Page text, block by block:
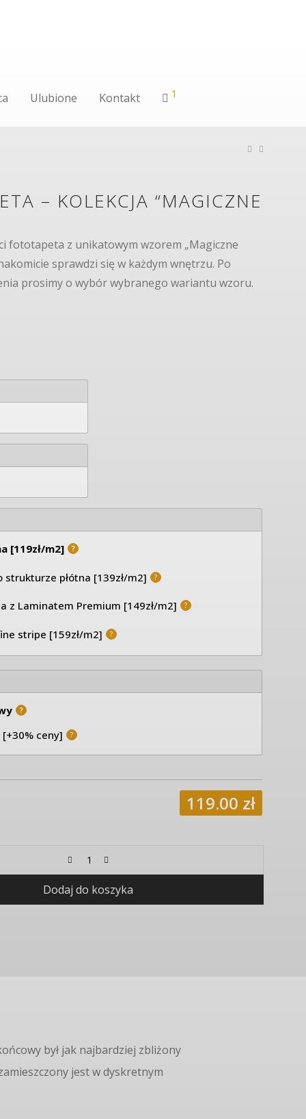
Ulubione Kontakt 1
– KOLEKCJA “MAGICZNE
fototapeta z unikatowym wzorem „Magiczne
sprawdzi się w każdym wnętrzu. Po
prosimy o wybór wybranego wariantu wzoru.
[119zł/m2] ?
strukturze płótna [139zł/m2] ?
z Laminatem Premium [149zł/m2] ?
stripe [159zł/m2] ?
?
ceny] ?
119.00 zł
Dodaj do koszyka
był jak najbardziej zbliżony
jest w dyskretnym